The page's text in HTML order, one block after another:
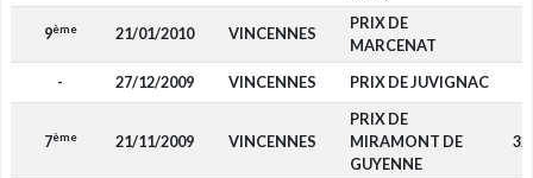
9ème 21/01/2010 VINCENNES
PRIX DE
MARCENAT
- 27/12/2009 VINCENNES PRIX DE JUVIGNAC
7ème 21/11/2009 VINCENNES
PRIX DE
MIRAMONT DE
GUYENNE